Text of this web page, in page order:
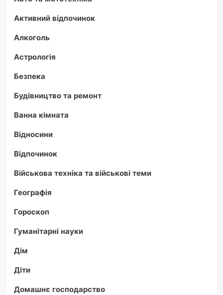
Активний відпочинок
Алкоголь
Астрологія
Безпека
Будівництво та ремонт
Ванна кімната
Відносини
Відпочинок
Військова техніка та військові теми
Географія
Гороскоп
Гуманітарні науки
Дім
Діти
Домашнє господарство